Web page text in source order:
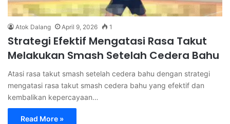
Atok Dalang April 9, 2026 1
Strategi Efektif Mengatasi Rasa Takut
Melakukan Smash Setelah Cedera Bahu
Atasi rasa takut smash setelah cedera bahu dengan strategi
mengatasi rasa takut smash cedera bahu yang efektif dan
kembalikan kepercayaan…
Read More »